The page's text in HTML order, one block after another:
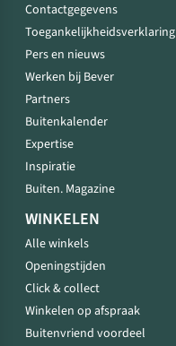
Contactgegevens
Toegankelijkheidsverklaring
Pers en nieuws
Werken bij Bever
Partners
Buitenkalender
Expertise
Inspiratie
Buiten. Magazine
WINKELEN
Alle winkels
Openingstijden
Click & collect
Winkelen op afspraak
Buitenvriend voordeel